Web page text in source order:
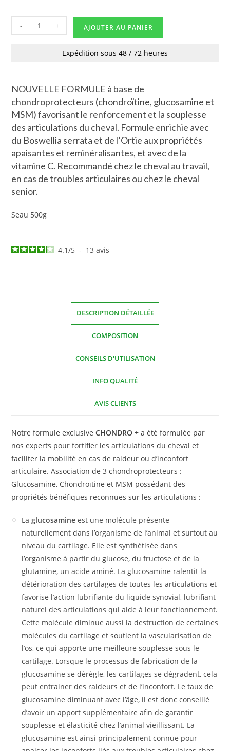
- + AJOUTER AU PANIER
Expédition sous 48 / 72 heures
NOUVELLE FORMULE à base de
chondroprotecteurs (chondroïtine, glucosamine et
MSM) favorisant le renforcement et la souplesse
des articulations du cheval. Formule enrichie avec
du Boswellia serrata et de l’Ortie aux propriétés
apaisantes et reminéralisantes, et avec de la
vitamine C. Recommandé chez le cheval au travail,
en cas de troubles articulaires ou chez le cheval
senior.
Seau 500g
4.1/5 - 13avis
DESCRIPTION DÉTAILLÉE
COMPOSITION
CONSEILS D'UTILISATION
INFO QUALITÉ
AVIS CLIENTS
Notre formule exclusiveCHONDRO + a été formulée par
nos experts pour fortifier les articulations du cheval et
faciliter la mobilité en cas de raideur ou d’inconfort
articulaire. Association de 3 chondroprotecteurs :
Glucosamine, Chondroïtine et MSM possédant des
propriétés bénéfiques reconnues sur les articulations :
Laglucosamine est une molécule présente
naturellement dans l’organisme de l’animal et surtout au
niveau du cartilage. Elle est synthétisée dans
l’organisme à partir du glucose, du fructose et de la
glutamine, un acide aminé. La glucosamine ralentit la
détérioration des cartilages de toutes les articulations et
favorise l’action lubrifiante du liquide synovial, lubrifiant
naturel des articulations qui aide à leur fonctionnement.
Cette molécule diminue aussi la destruction de certaines
molécules du cartilage et soutient la vascularisation de
l’os, ce qui apporte une meilleure souplesse sous le
cartilage. Lorsque le processus de fabrication de la
glucosamine se dérègle, les cartilages se dégradent, cela
peut entrainer des raideurs et de l’inconfort. Le taux de
glucosamine diminuant avec l’âge, il est donc conseillé
d’avoir un apport supplémentaire afin de garantir
souplesse et élasticité chez l’animal vieillissant. La
glucosamine est ainsi principalement connue pour